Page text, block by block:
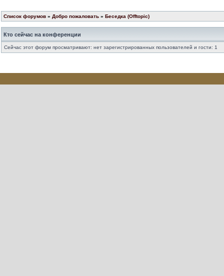
Список форумов » Добро пожаловать » Беседка (Offtopic)
Кто сейчас на конференции
Сейчас этот форум просматривают: нет зарегистрированных пользователей и гости: 1